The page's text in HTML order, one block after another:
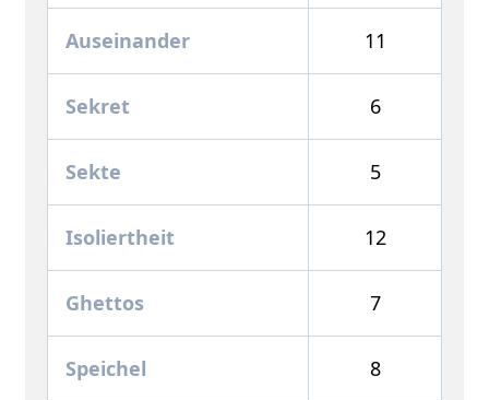
Auseinander 11
Sekret 6
Sekte 5
Isoliertheit 12
Ghettos 7
Speichel 8